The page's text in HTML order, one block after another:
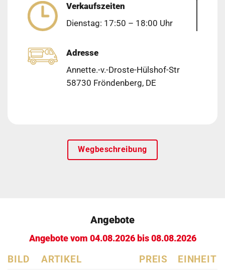
Verkaufszeiten
Dienstag: 17:50 – 18:00 Uhr
Adresse
Annette.-v.-Droste-Hülshof-Str
58730 Fröndenberg, DE
Wegbeschreibung
Angebote
Angebote vom 04.08.2026 bis 08.08.2026
BILD ARTIKEL PREIS EINHEIT